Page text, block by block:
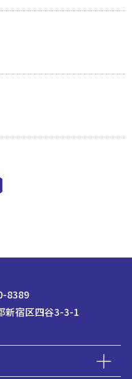
8389
新宿区四谷3-3-1